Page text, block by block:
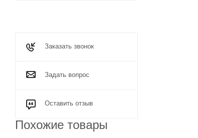
Заказать звонок
Задать вопрос
Оставить отзыв
Похожие товары